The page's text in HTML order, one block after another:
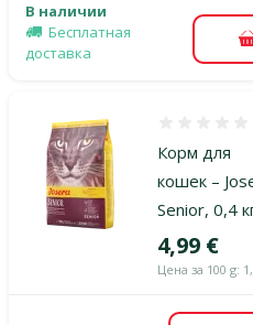
В наличии
Бесплатная
доставка
Корм для
кошек –
Senior, 0,4
Цена
4,99 €
Цена за 100 g: